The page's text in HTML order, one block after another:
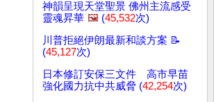
神韻呈現天堂聖景 佛州主流感受
靈魂昇華 🖼️ (45,532次)
川普拒絕伊朗最新和談方案 📝
(45,127次)
日本修訂安保三文件 高市早苗
強化國力抗中共威脅 (42,254次)